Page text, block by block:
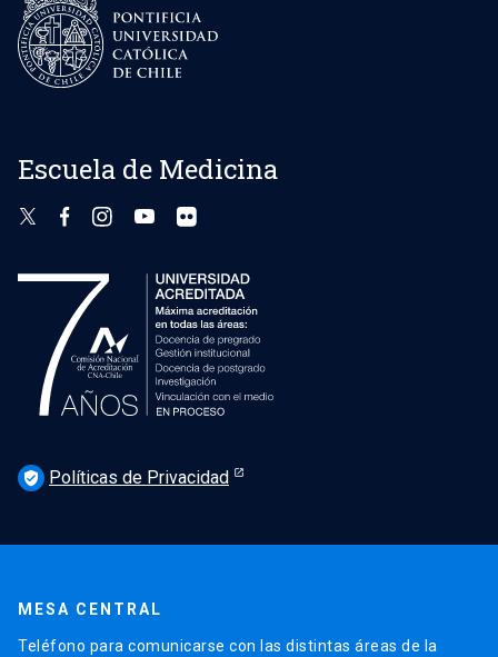
Escuela de Medicina
verified_user Políticas de Privacidad
MESA CENTRAL
Teléfono para comunicarse con las distintas áreas de la